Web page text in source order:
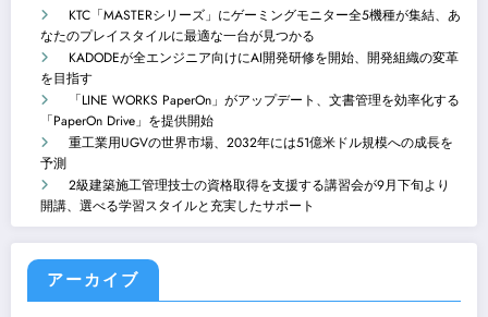
KTC「MASTERシリーズ」にゲーミングモニター全5機種が集結、あ
なたのプレイスタイルに最適な一台が見つかる
KADODEが全エンジニア向けにAI開発研修を開始、開発組織の変革
を目指す
「LINE WORKS PaperOn」がアップデート、文書管理を効率化する
「PaperOn Drive」を提供開始
重工業用UGVの世界市場、2032年には51億米ドル規模への成長を
予測
2級建築施工管理技士の資格取得を支援する講習会が9月下旬より
開講、選べる学習スタイルと充実したサポート
アーカイブ